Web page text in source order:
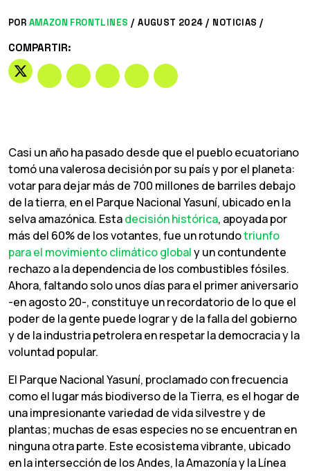
POR AMAZON FRONTLINES / AUGUST 2024 / NOTICIAS /
COMPARTIR:
Casi un año ha pasado desde que el pueblo ecuatoriano
tomó una valerosa decisión por su país y por el planeta:
votar para dejar más de 700 millones de barriles debajo
de la tierra, en el Parque Nacional Yasuní, ubicado en la
selva amazónica. Estadecisión histórica, apoyada por
más del 60% de los votantes, fue un rotundotriunfo
para el movimiento climático globaly un contundente
rechazo a la dependencia de los combustibles fósiles.
Ahora, faltando solo unos días para el primer aniversario
-en agosto 20-, constituye un recordatorio de lo que el
poder de la gente puede lograr y de la falla del gobierno
y de la industria petrolera en respetar la democracia y la
voluntad popular.
El Parque Nacional Yasuní, proclamado con frecuencia
como el lugar más biodiverso de la Tierra, es el hogar de
una impresionante variedad de vida silvestre y de
plantas; muchas de esas especies no se encuentran en
ninguna otra parte. Este ecosistema vibrante, ubicado
en la intersección de los Andes, la Amazonía y la Línea